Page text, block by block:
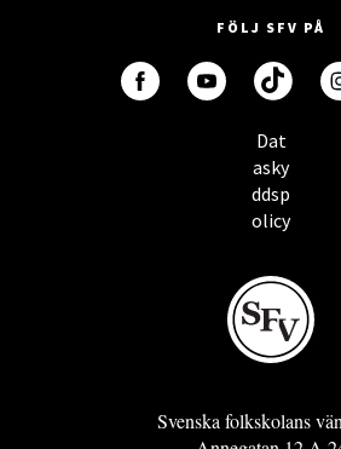
FÖLJ SFV PÅ
Dat
asky
ddsp
olicy
Svenska folkskolans